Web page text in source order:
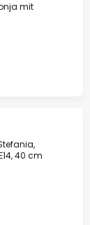
mit
40 cm